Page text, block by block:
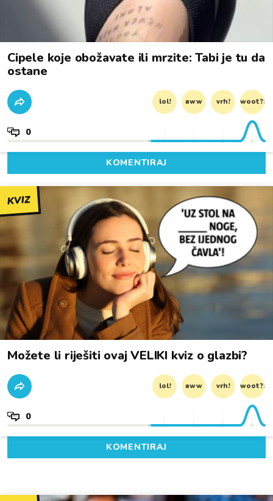
Cipele koje obožavate ili mrzite: Tabi je tu da
ostane
lol! aww vrh! woot?!
0
KOMENTIRAJ
KVIZ
Možete li riješiti ovaj VELIKI kviz o glazbi?
lol! aww vrh! woot?!
0
KOMENTIRAJ